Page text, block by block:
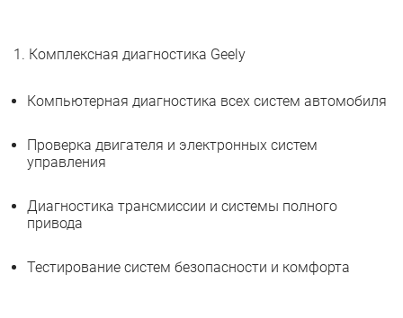
1. Комплексная диагностика Geely
Компьютерная диагностика всех систем автомобиля
Проверка двигателя и электронных систем
управления
Диагностика трансмиссии и системы полного
привода
Тестирование систем безопасности и комфорта